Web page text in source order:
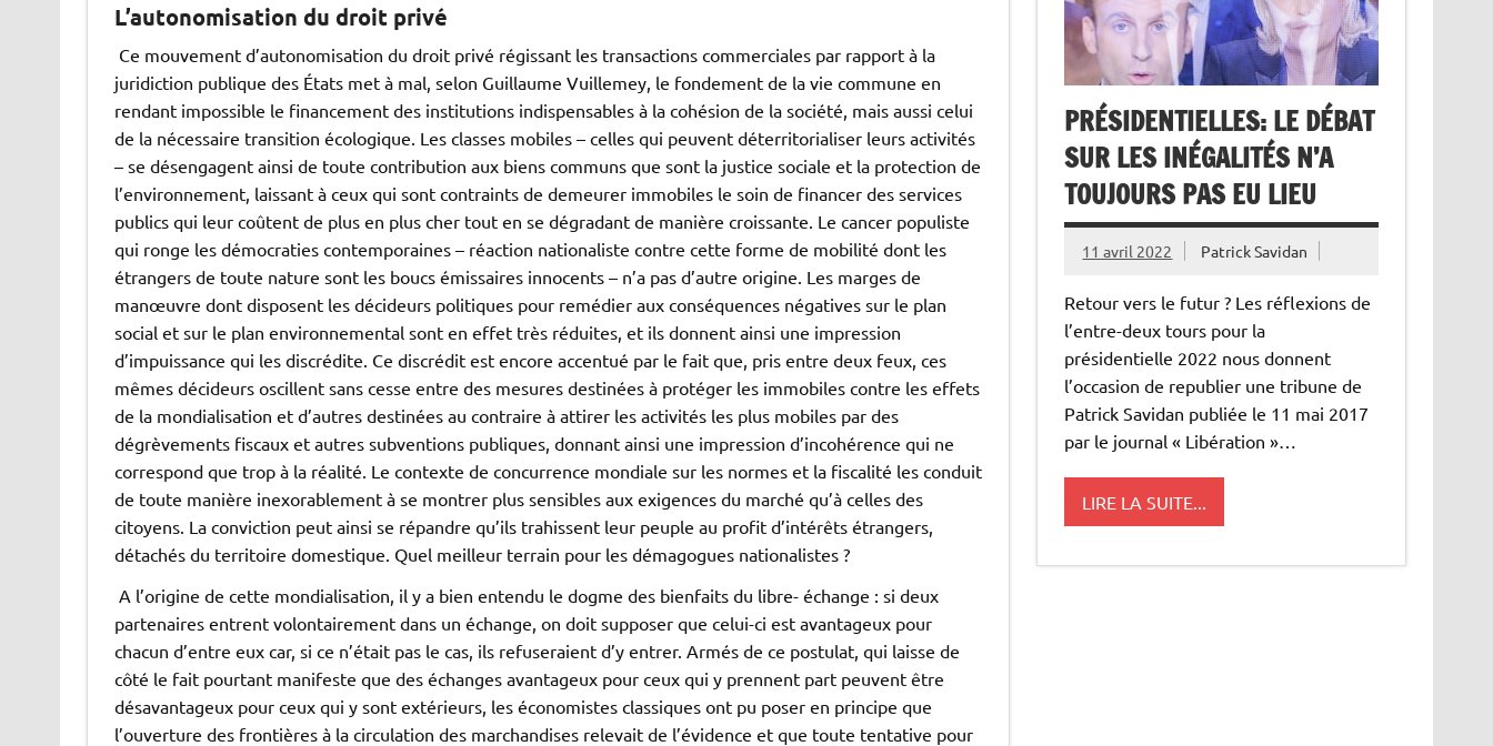
L’autonomisation du droit privé
Ce mouvement d’autonomisation du droit privé régissant les transactions commerciales par rapport à la
juridiction publique des États met à mal, selon Guillaume Vuillemey, le fondement de la vie commune en
rendant impossible le financement des institutions indispensables à la cohésion de la société, mais aussi celui
de la nécessaire transition écologique. Les classes mobiles – celles qui peuvent déterritorialiser leurs activités
– se désengagent ainsi de toute contribution aux biens communs que sont la justice sociale et la protection de
l’environnement, laissant à ceux qui sont contraints de demeurer immobiles le soin de financer des services
publics qui leur coûtent de plus en plus cher tout en se dégradant de manière croissante. Le cancer populiste
qui ronge les démocraties contemporaines – réaction nationaliste contre cette forme de mobilité dont les
étrangers de toute nature sont les boucs émissaires innocents – n’a pas d’autre origine. Les marges de
manœuvre dont disposent les décideurs politiques pour remédier aux conséquences négatives sur le plan
social et sur le plan environnemental sont en effet très réduites, et ils donnent ainsi une impression
d’impuissance qui les discrédite. Ce discrédit est encore accentué par le fait que, pris entre deux feux, ces
mêmes décideurs oscillent sans cesse entre des mesures destinées à protéger les immobiles contre les effets
de la mondialisation et d’autres destinées au contraire à attirer les activités les plus mobiles par des
dégrèvements fiscaux et autres subventions publiques, donnant ainsi une impression d’incohérence qui ne
correspond que trop à la réalité. Le contexte de concurrence mondiale sur les normes et la fiscalité les conduit
de toute manière inexorablement à se montrer plus sensibles aux exigences du marché qu’à celles des
citoyens. La conviction peut ainsi se répandre qu’ils trahissent leur peuple au profit d’intérêts étrangers,
détachés du territoire domestique. Quel meilleur terrain pour les démagogues nationalistes ?
A l’origine de cette mondialisation, il y a bien entendu le dogme des bienfaits du libre- échange : si deux
partenaires entrent volontairement dans un échange, on doit supposer que celui-ci est avantageux pour
chacun d’entre eux car, si ce n’était pas le cas, ils refuseraient d’y entrer. Armés de ce postulat, qui laisse de
côté le fait pourtant manifeste que des échanges avantageux pour ceux qui y prennent part peuvent être
désavantageux pour ceux qui y sont extérieurs, les économistes classiques ont pu poser en principe que
l’ouverture des frontières à la circulation des marchandises relevait de l’évidence et que toute tentative pour
PRÉSIDENTIELLES: LE DÉBAT
SUR LES INÉGALITÉS N’A
TOUJOURS PAS EU LIEU
11 avril 2022 Patrick Savidan
Retour vers le futur ? Les réflexions de
l’entre-deux tours pour la
présidentielle 2022 nous donnent
l’occasion de republier une tribune de
Patrick Savidan publiée le 11 mai 2017
par le journal « Libération »…
LIRE LA SUITE...